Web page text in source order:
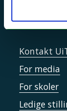
Kontakt
For media
For skoler
Ledige